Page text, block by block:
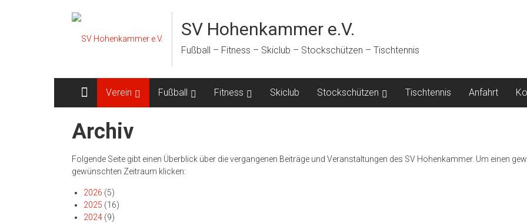
Inhalt
SV Hohenkammer e.V.
Fußball – Fitness – Skiclub – Stockschützen – Tischtennis
Verein Fußball Fitness Skiclub Stockschützen Tischtennis Anfahrt
Archiv
Folgende Seite gibt einen Überblick über die vergangenen Beiträge und Veranstaltungen des SV Hohenkammer. Um einen
gewünschten Zeitraum klicken:
2026 (5)
2025 (16)
2024 (9)